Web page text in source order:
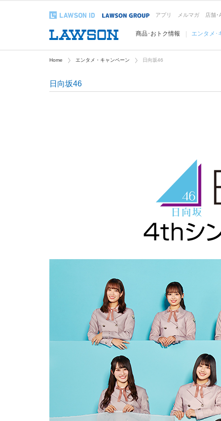
アプリ メルマガ 店舗･
商品･おトク情報 エンタメ･
Home エンタメ・キャンペーン 日向坂46
日向坂46